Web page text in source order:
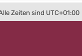
Zeiten sind UTC+01:00